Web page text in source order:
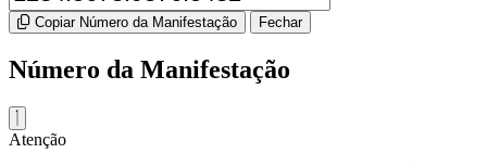
Copiar Número da Manifestação Fechar
Número da Manifestação
Atenção